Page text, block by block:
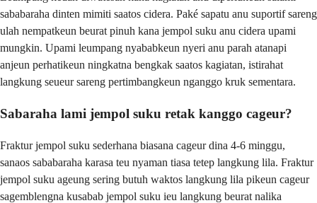
sababaraha dinten mimiti saatos cidera. Paké sapatu anu suportif sareng
ulah nempatkeun beurat pinuh kana jempol suku anu cidera upami
mungkin. Upami leumpang nyababkeun nyeri anu parah atanapi
anjeun perhatikeun ningkatna bengkak saatos kagiatan, istirahat
langkung seueur sareng pertimbangkeun nganggo kruk sementara.
Sabaraha lami jempol suku retak kanggo cageur?
Fraktur jempol suku sederhana biasana cageur dina 4-6 minggu,
sanaos sababaraha karasa teu nyaman tiasa tetep langkung lila. Fraktur
jempol suku ageung sering butuh waktos langkung lila pikeun cageur
sagemblengna kusabab jempol suku ieu langkung beurat nalika